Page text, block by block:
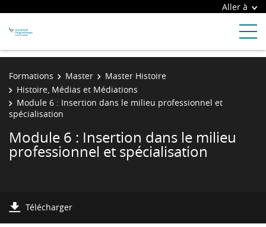
Aller à
Formations Master
Master Histoire
Histoire, Médias et Médiations
Module 6 : Insertion dans le milieu professionnel et
spécialisation
Module 6 : Insertion dans le milieu
professionnel et spécialisation
Télécharger